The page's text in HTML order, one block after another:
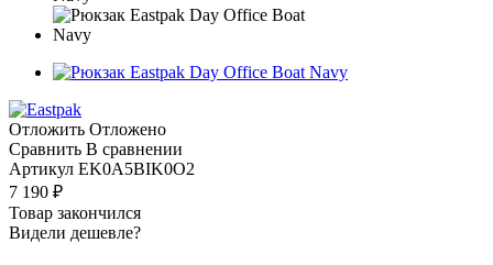
Отложить Отложено
Сравнить В сравнении
Артикул EK0A5BIK0O2
7 190 ₽
Товар закончился
Видели дешевле?